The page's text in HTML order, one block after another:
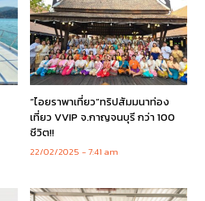
“ไอยราพาเที่ยว”ทริปสัมมนาท่อง
เที่ยว VVIP จ.กาญจนบุรี กว่า 100
ชีวิต!!
22/02/2025 7:41 am